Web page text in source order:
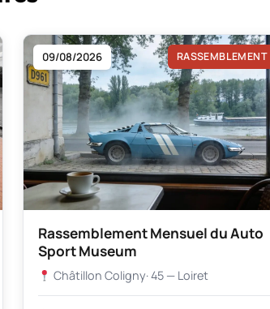
09/08/2026 RASSEMBLEMENT
Rassemblement Mensuel du Auto
Sport Museum
Châtillon Coligny· 45 — Loiret